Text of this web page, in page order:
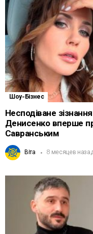
Шоу-Бізнес
Несподіване
Денисенко вперше
Савранським
Віта 8 месяцев